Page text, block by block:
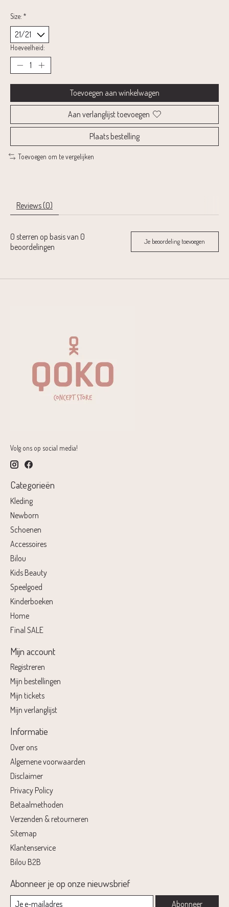
Size: *
Hoeveelheid:
Toevoegen aan winkelwagen
Aan verlanglijst toevoegen
Plaats bestelling
Toevoegen om te vergelijken
Reviews (0)
0 sterren op basis van 0
beoordelingen
Je beoordeling toevoegen
Volg ons op social media!
Categorieën
Kleding
Newborn
Schoenen
Accessoires
Bilou
Kids Beauty
Speelgoed
Kinderboeken
Home
Final SALE
Mijn account
Registreren
Mijn bestellingen
Mijn tickets
Mijn verlanglijst
Informatie
Over ons
Algemene voorwaarden
Disclaimer
Privacy Policy
Betaalmethoden
Verzenden & retourneren
Sitemap
Klantenservice
Bilou B2B
Abonneer je op onze nieuwsbrief
Abonneer